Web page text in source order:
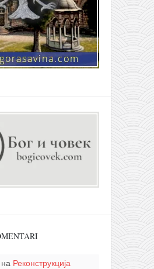
Реконструкција